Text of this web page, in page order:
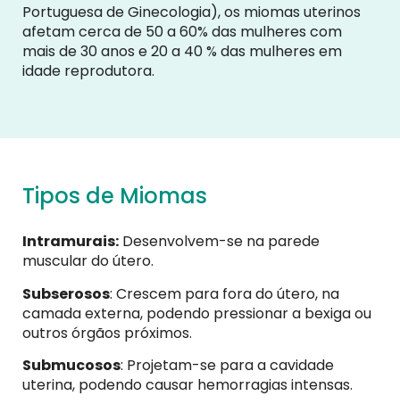
Portuguesa de Ginecologia), os miomas uterinos
afetam cerca de 50 a 60% das mulheres com
mais de 30 anos e 20 a 40 % das mulheres em
idade reprodutora.
Tipos de Miomas
Intramurais: Desenvolvem-se na parede
muscular do útero.
Subserosos: Crescem para fora do útero, na
camada externa, podendo pressionar a bexiga ou
outros órgãos próximos.
Submucosos: Projetam-se para a cavidade
uterina, podendo causar hemorragias intensas.